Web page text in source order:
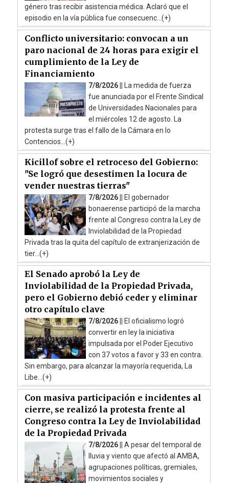
género tras recibir asistencia médica. Aclaró que el
episodio en la vía pública fue consecuenc...(+)
Conflicto universitario: convocan a un
paro nacional de 24 horas para exigir el
cumplimiento de la Ley de
Financiamiento
7/8/2026 ||
La medida de fuerza
fue anunciada por el Frente Sindical
de Universidades Nacionales para
el miércoles 12 de agosto. La
protesta surge tras el fallo de la Cámara en lo
Contencios...(+)
Kicillof sobre el retroceso del Gobierno:
"Se logró que desestimen la locura de
vender nuestras tierras"
7/8/2026 ||
El gobernador
bonaerense participó de la marcha
frente al Congreso contra la Ley de
Inviolabilidad de la Propiedad
Privada tras la quita del capítulo de extranjerización de
tier...(+)
El Senado aprobó la Ley de
Inviolabilidad de la Propiedad Privada,
pero el Gobierno debió ceder y eliminar
otro capítulo clave
7/8/2026 ||
El oficialismo logró
convertir en ley la iniciativa
impulsada por el Poder Ejecutivo
con 37 votos a favor y 33 en contra.
Sin embargo, para alcanzar la mayoría requerida, La
Libe...(+)
Con masiva participación e incidentes al
cierre, se realizó la protesta frente al
Congreso contra la Ley de Inviolabilidad
de la Propiedad Privada
7/8/2026 || A pesar del temporal de
lluvia y viento que afectó al AMBA,
agrupaciones políticas, gremiales,
movimientos sociales y